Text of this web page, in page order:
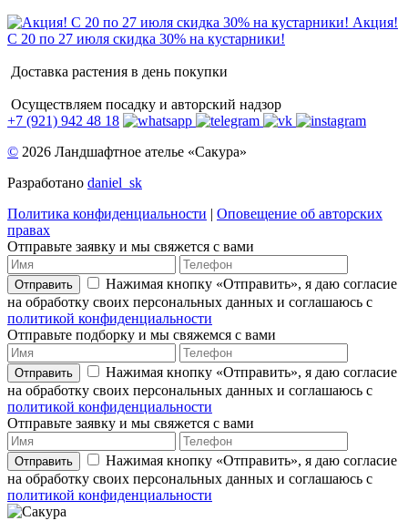
Акция!
С 20 по 27 июля скидка 30% на кустарники!
Доставка растения в день покупки
Осуществляем посадку и авторский надзор
+7 (921) 942 48 18
© 2026 Ландшафтное ателье «Сакура»
Разработано daniel_sk
Политика конфиденциальности | Оповещение об авторских
правах
Отправьте заявку и мы свяжется с вами
Отправить
Нажимая кнопку «Отправить», я даю согласие
на обработку своих персональных данных и соглашаюсь с
политикой конфиденциальности
Отправьте подборку и мы свяжемся с вами
Отправить
Нажимая кнопку «Отправить», я даю согласие
на обработку своих персональных данных и соглашаюсь с
политикой конфиденциальности
Отправьте заявку и мы свяжется с вами
Отправить
Нажимая кнопку «Отправить», я даю согласие
на обработку своих персональных данных и соглашаюсь с
политикой конфиденциальности